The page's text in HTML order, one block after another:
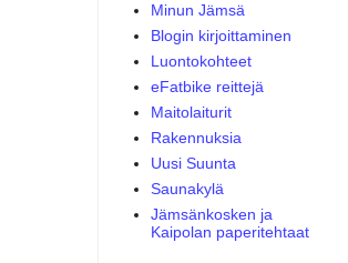
Minun Jämsä
Blogin kirjoittaminen
Luontokohteet
eFatbike reittejä
Maitolaiturit
Rakennuksia
Uusi Suunta
Saunakylä
Jämsänkosken ja
Kaipolan paperitehtaat